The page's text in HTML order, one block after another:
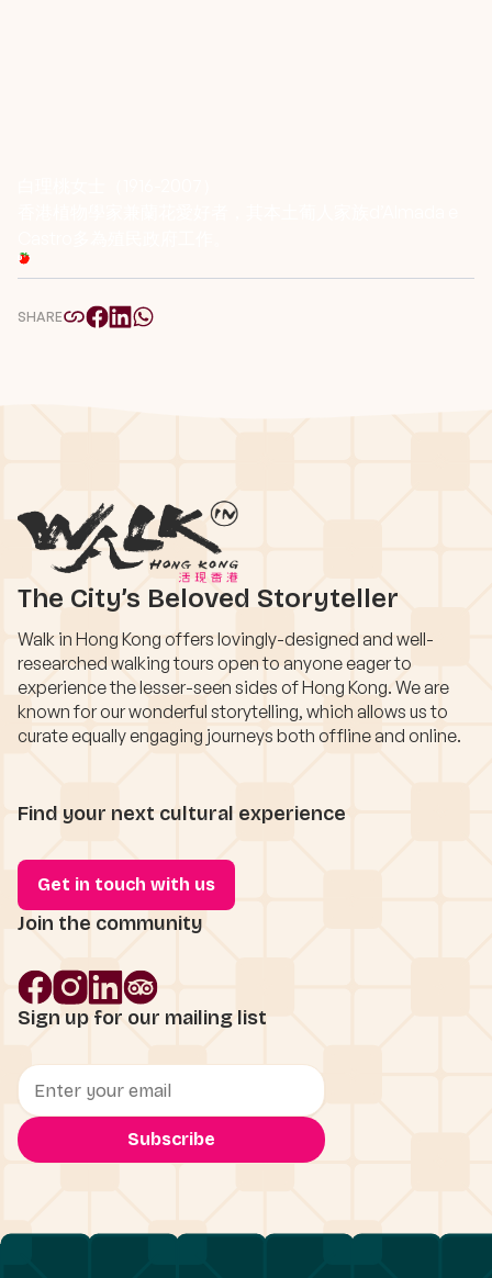
SHARE
The City’s Beloved Storyteller
Walk in Hong Kong offers lovingly-designed and well-
researched walking tours open to anyone eager to
experience the lesser-seen sides of Hong Kong. We are
known for our wonderful storytelling, which allows us to
curate equally engaging journeys both offline and online.
Find your next cultural experience
Get in touch with us
Join the community
Sign up for our mailing list